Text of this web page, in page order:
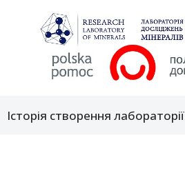
Історія створення лабораторії